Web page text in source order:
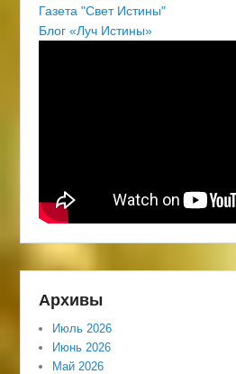
Газета "Свет Истины"
Блог «Луч Истины»
Архивы
Июль 2026
Июнь 2026
Май 2026